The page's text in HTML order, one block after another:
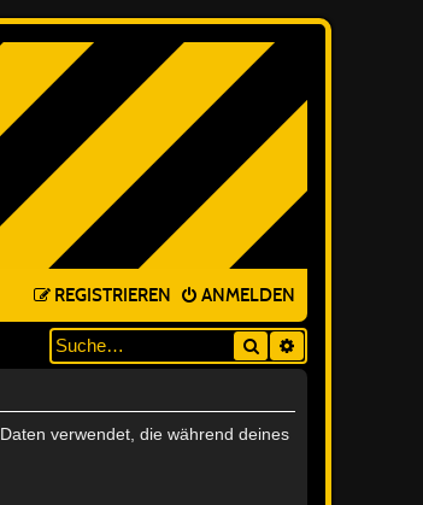
ANMELDEN
REGISTRIEREN
Suche
verwendet, die während deines